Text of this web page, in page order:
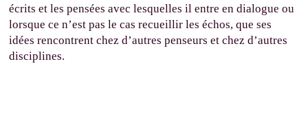
écrits et les pensées avec lesquelles il entre en dialogue ou
lorsque ce n’est pas le cas recueillir les échos, que ses
idées rencontrent chez d’autres penseurs et chez d’autres
disciplines.